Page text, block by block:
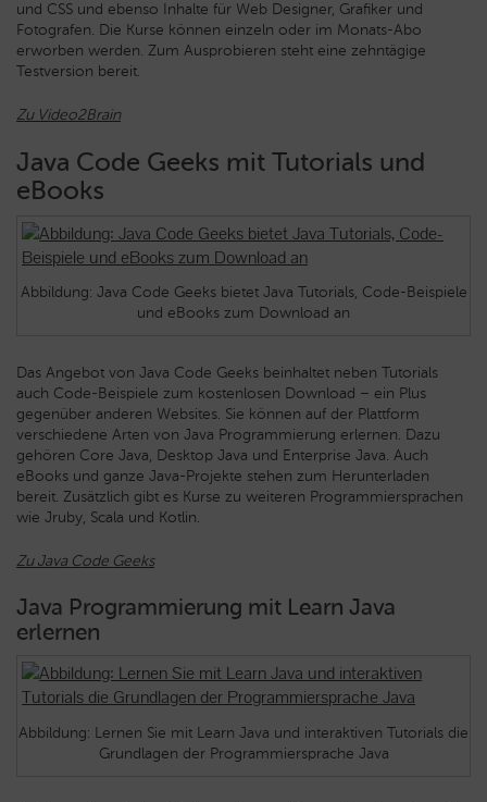
und CSS und ebenso Inhalte für Web Designer, Grafiker und
Fotografen. Die Kurse können einzeln oder im Monats-Abo
erworben werden. Zum Ausprobieren steht eine zehntägige
Testversion bereit.
Zu Video2Brain
Java Code Geeks mit Tutorials und
eBooks
Abbildung: Java Code Geeks bietet Java Tutorials, Code-Beispiele
und eBooks zum Download an
Das Angebot von Java Code Geeks beinhaltet neben Tutorials
auch Code-Beispiele zum kostenlosen Download – ein Plus
gegenüber anderen Websites. Sie können auf der Plattform
verschiedene Arten von Java Programmierung erlernen. Dazu
gehören Core Java, Desktop Java und Enterprise Java. Auch
eBooks und ganze Java-Projekte stehen zum Herunterladen
bereit. Zusätzlich gibt es Kurse zu weiteren Programmiersprachen
wie Jruby, Scala und Kotlin.
Zu Java Code Geeks
Java Programmierung mit Learn Java
erlernen
Abbildung: Lernen Sie mit Learn Java und interaktiven Tutorials die
Grundlagen der Programmiersprache Java